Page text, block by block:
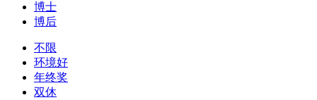
博士
博后
不限
环境好
年终奖
双休